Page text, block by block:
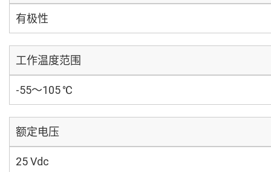
有极性
工作温度范围
-55～105 ℃
额定电压
25 Vdc